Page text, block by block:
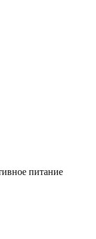
питание